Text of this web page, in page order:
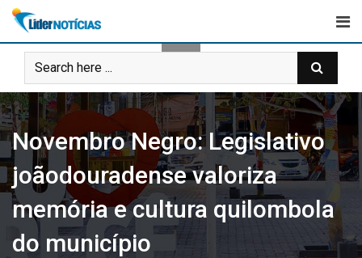
Skip
content
Novembro Negro: Legislativo
joãodouradense valoriza
memória e cultura quilombola
do município